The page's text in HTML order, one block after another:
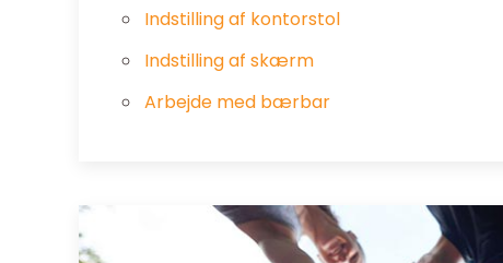
Indstilling af kontorstol
Indstilling af skærm
Arbejde med bærbar